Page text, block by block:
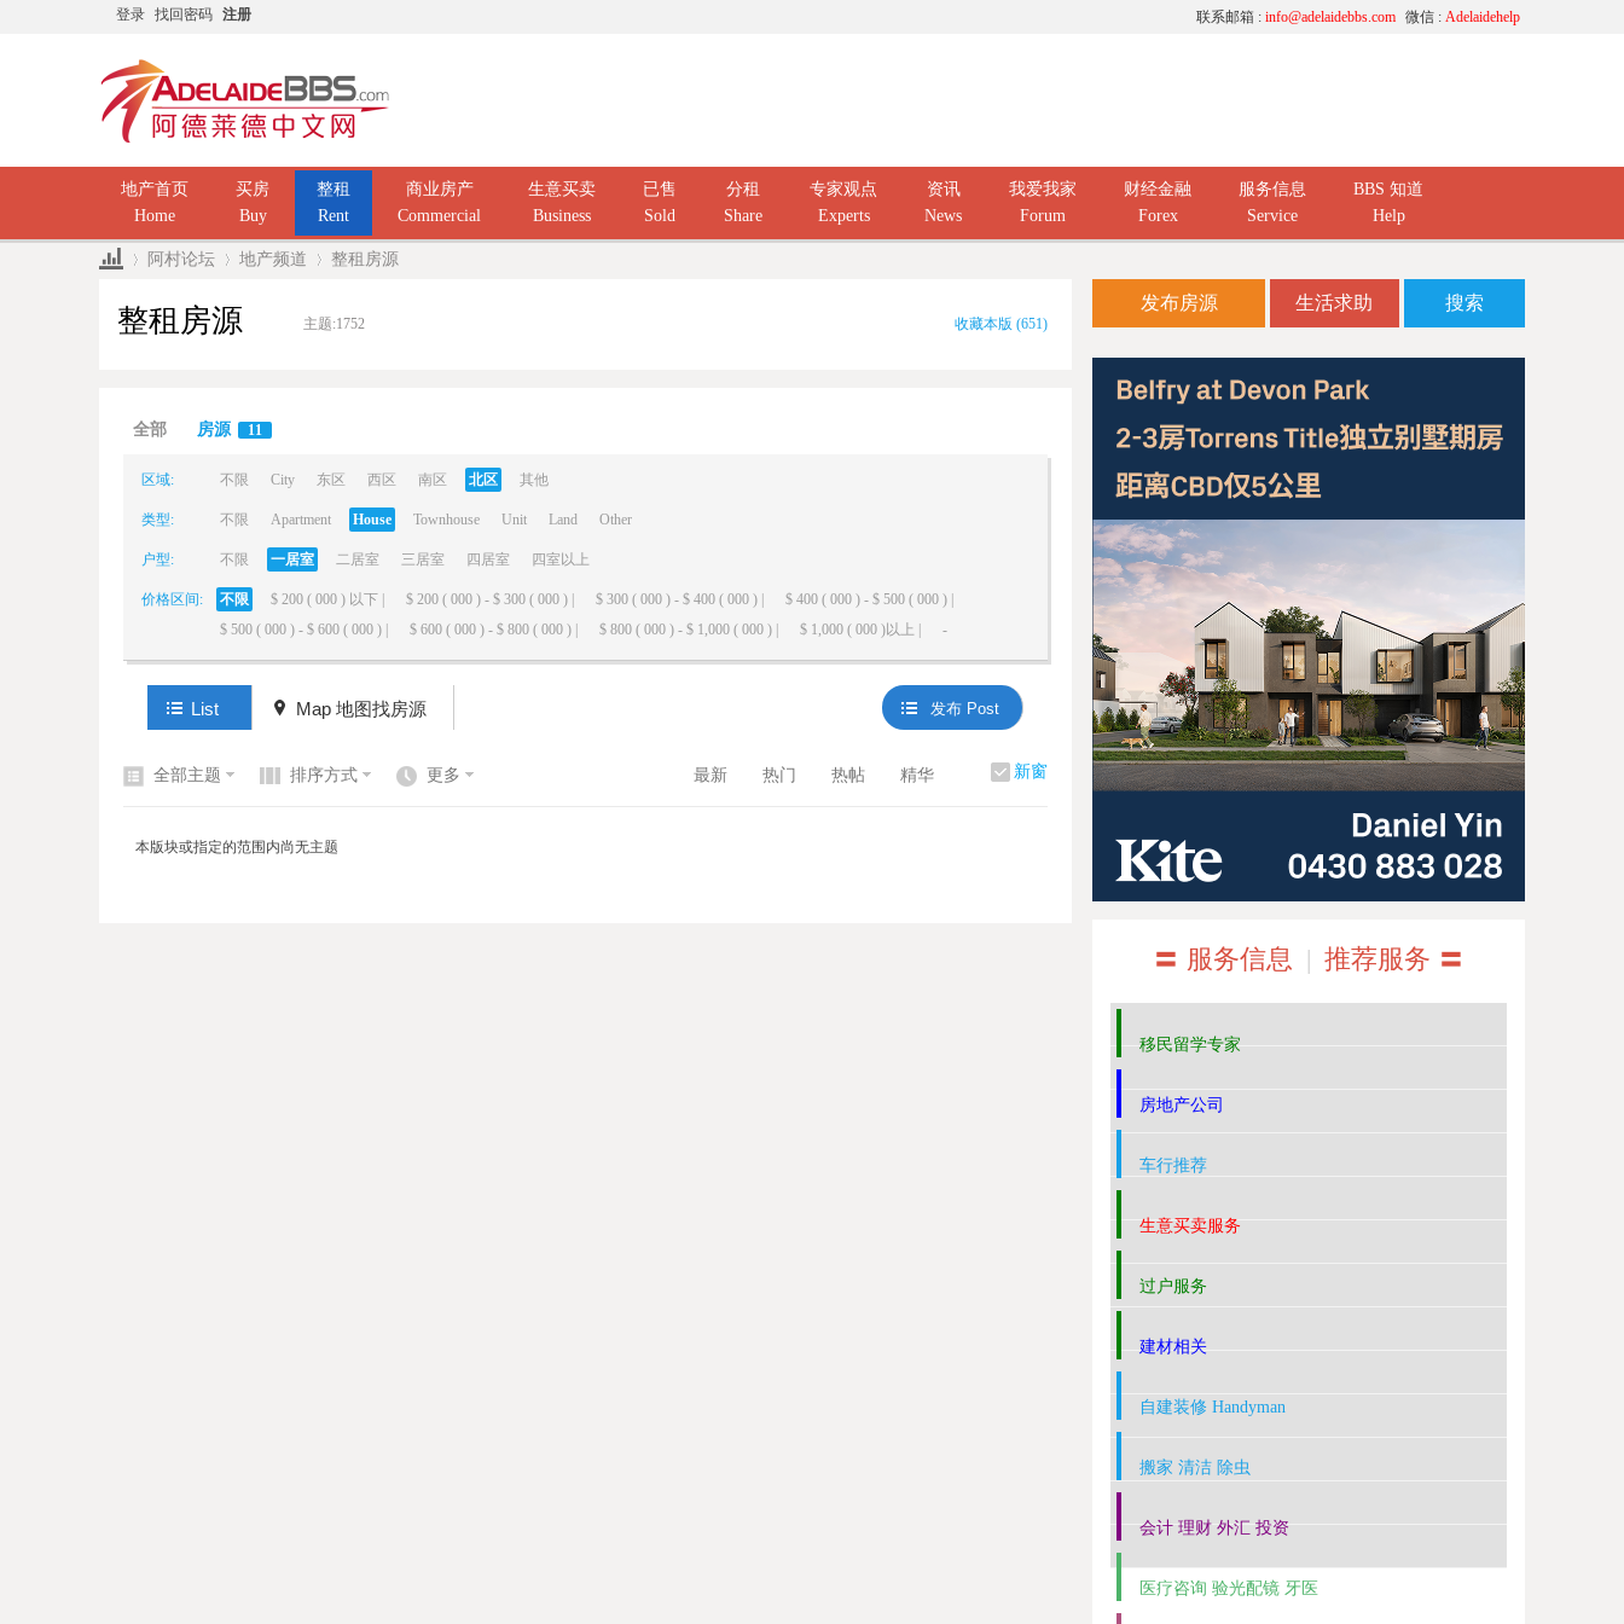
登录 找回密码 注册 微信 : Adelaidehelp
联系邮箱 : info@adelaidebbs.com
地产首页
Home
买房
Buy
整租
Rent
商业房产
Commercial
生意买卖
Business
已售
Sold
分租
Share
专家观点
Experts
资讯
News
我爱我家
Forum
财经金融
Forex
服务信息
Service
BBS 知道
Help
阿村论坛 地产频道 整租房源
整租房源 主题:1752 收藏本版 (651)
全部 房源 11
区域: 不限 City 东区 西区 南区 北区 其他
类型: 不限 Apartment House Townhouse Unit Land Other
户型: 不限 一居室 二居室 三居室 四居室 四室以上
价格区间: 不限 $ 200 ( 000 ) 以下 | $ 200 ( 000 ) - $ 300 ( 000 ) | $ 300 ( 000 ) - $ 400 ( 000 ) |
$ 400 ( 000 ) - $ 500 ( 000 ) |
$ 500 ( 000 ) - $ 600 ( 000 ) |
$ 600 ( 000 ) - $ 800 ( 000 ) | $ 800 ( 000 ) - $ 1,000 ( 000 ) | $ 1,000 ( 000 )以上 | -
List Map 地图找房源 发布 Post
新窗
全部主题 排序方式 更多 最新 热门 热帖 精华
本版块或指定的范围内尚无主题
发布房源 生活求助 搜索
〓 服务信息 | 推荐服务 〓
移民留学专家
房地产公司
车行推荐
生意买卖服务
过户服务
建材相关
自建装修 Handyman
搬家 清洁 除虫
会计 理财 外汇 投资
医疗咨询 验光配镜 牙医